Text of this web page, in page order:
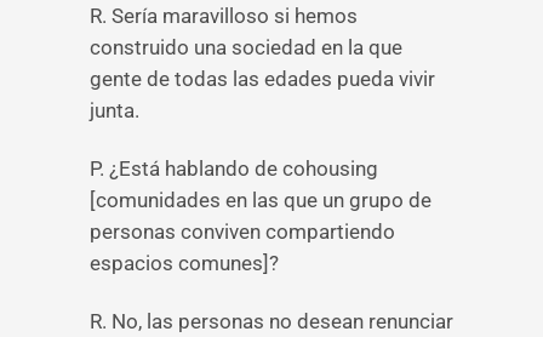
R. Sería maravilloso si hemos
construido una sociedad en la que
gente de todas las edades pueda vivir
junta.
P. ¿Está hablando de cohousing
[comunidades en las que un grupo de
personas conviven compartiendo
espacios comunes]?
R. No, las personas no desean renunciar